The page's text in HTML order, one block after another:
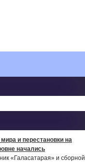
и перестановки на
начались
«Галасатарая» и сборной